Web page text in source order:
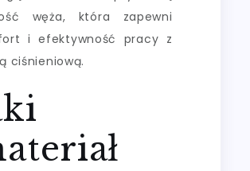
węża, która zapewni
i efektywność pracy z
ciśnieniową.